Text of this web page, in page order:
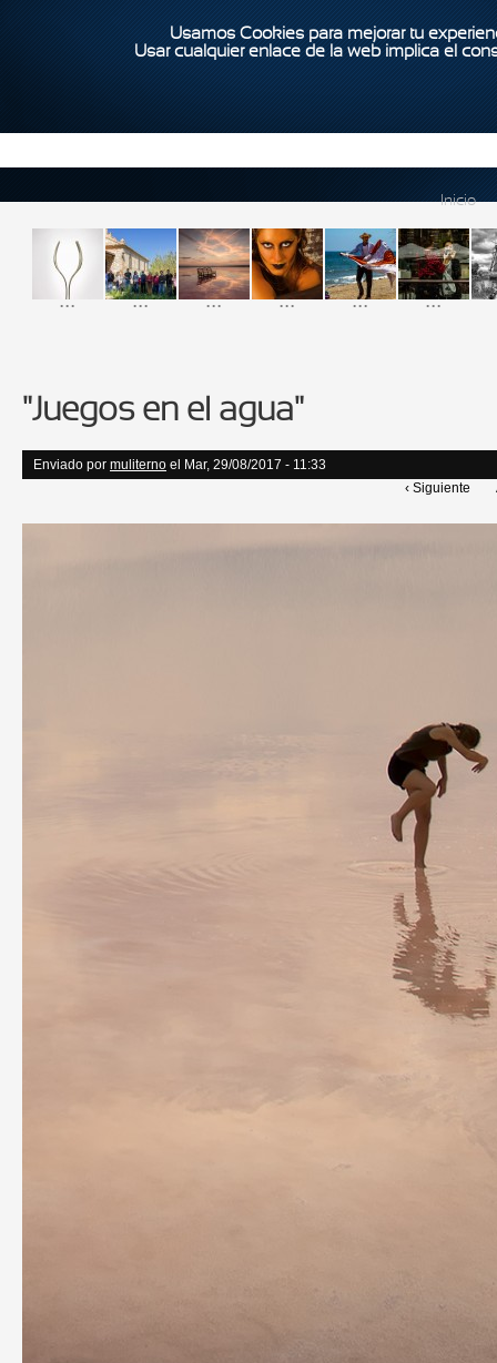
Usamos Cookies para mejorar tu
Usar cualquier enlace de la web implica el
Inicio
... ... ... ... ... ...
"Juegos en el agua"
Enviado por muliterno el Mar, 29/08/2017 - 11:33
‹ Siguiente